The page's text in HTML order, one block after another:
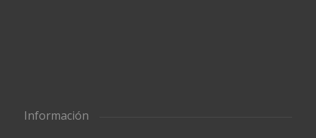
Información